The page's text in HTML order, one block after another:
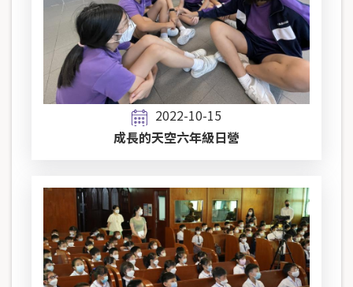
2022-10-15
成長的天空六年級日營